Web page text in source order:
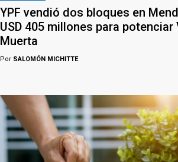
YPF vendió dos bloques en
USD 405 millones para potenciar
Muerta
Por SALOMÓN MICHITTE